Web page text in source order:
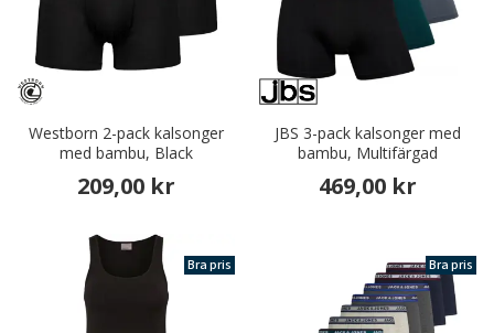
Westborn 2-pack kalsonger
med bambu, Black
209,00 kr
JBS 3-pack kalsonger med
bambu, Multifärgad
469,00 kr
Bra pris Bra pris